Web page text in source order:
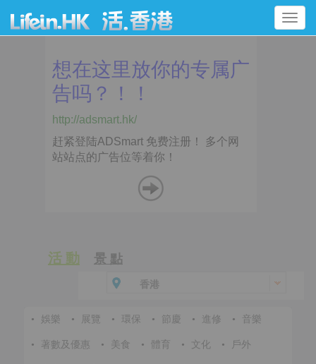
Toggle
navigation
活 動 景 點
香港
• 娛樂 • 展覽 • 環保 • 節慶 • 進修 • 音樂
• 著數及優惠 • 美食 • 體育 • 文化 • 戶外